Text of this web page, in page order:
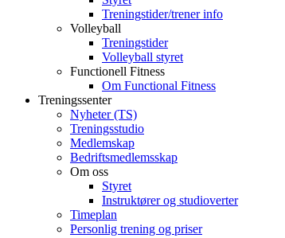
Treningstider/trener info
Volleyball
Treningstider
Volleyball styret
Functionell Fitness
Om Functional Fitness
Treningssenter
Nyheter (TS)
Treningsstudio
Medlemskap
Bedriftsmedlemsskap
Om oss
Styret
Instruktører og studioverter
Timeplan
Personlig trening og priser